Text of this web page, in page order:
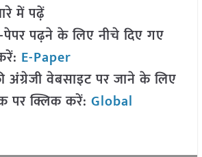
में पढ़ें
पढ़ने के लिए नीचे दिए गए
E-Paper
वेबसाइट पर जाने के लिए
पर क्लिक करें: Global